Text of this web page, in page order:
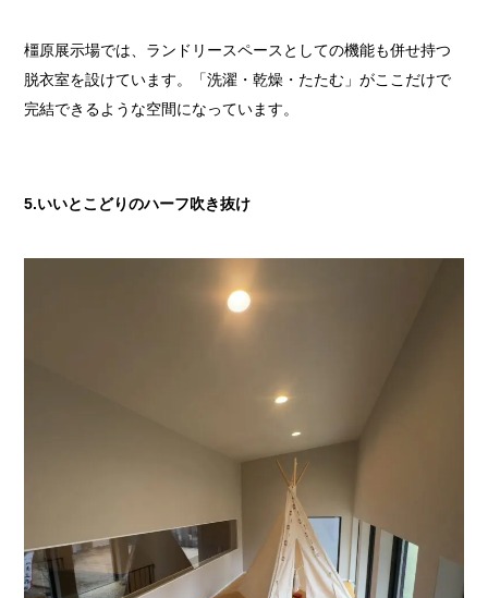
橿原展示場では、ランドリースペースとしての機能も併せ持つ
脱衣室を設けています。「洗濯・乾燥・たたむ」がここだけで
完結できるような空間になっています。
5.いいとこどりのハーフ吹き抜け